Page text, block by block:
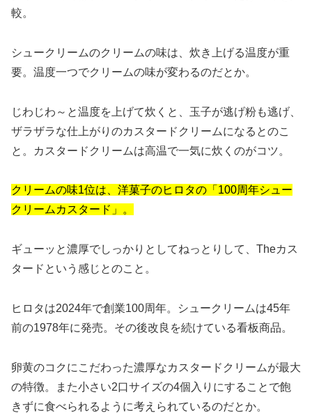
較。
シュークリームのクリームの味は、炊き上げる温度が重
要。温度一つでクリームの味が変わるのだとか。
じわじわ～と温度を上げて炊くと、玉子が逃げ粉も逃げ、
ザラザラな仕上がりのカスタードクリームになるとのこ
と。カスタードクリームは高温で一気に炊くのがコツ。
クリームの味1位は、洋菓子のヒロタの「100周年シュー
クリームカスタード」。
ギューッと濃厚でしっかりとしてねっとりして、Theカス
タードという感じとのこと。
ヒロタは2024年で創業100周年。シュークリームは45年
前の1978年に発売。その後改良を続けている看板商品。
卵黄のコクにこだわった濃厚なカスタードクリームが最大
の特徴。また小さい2口サイズの4個入りにすることで飽
きずに食べられるように考えられているのだとか。